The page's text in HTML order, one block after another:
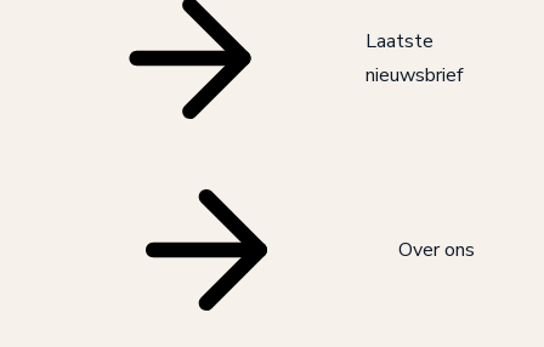
Laatste
nieuwsbrief
Over ons